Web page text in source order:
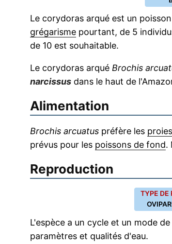
Le corydoras arqué est un
grégarisme pourtant, de 5
de 10 est souhaitable.
Le corydoras arqué Brochis
narcissus dans le haut de
Alimentation
Brochis arcuatus préfère les proies
prévus pour les poissons de fond.
Reproduction
TYPE DE
L'espèce a un cycle et un mode de
paramètres et qualités d'eau.